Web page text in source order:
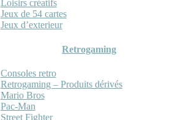
Loisirs créatifs
Jeux de 54 cartes
Jeux d’exterieur
Retrogaming
Consoles retro
Retrogaming – Produits dérivés
Mario Bros
Pac-Man
Street Fighter